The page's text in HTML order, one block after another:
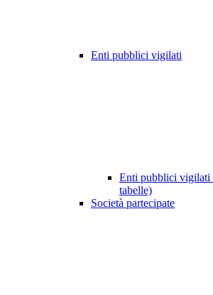
Enti pubblici vigilati
Enti pubblici vigilati
tabelle)
Società partecipate